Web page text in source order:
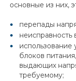
основные из них,
перепады
неисправность
использование
блоков
выдающих
требуемому;